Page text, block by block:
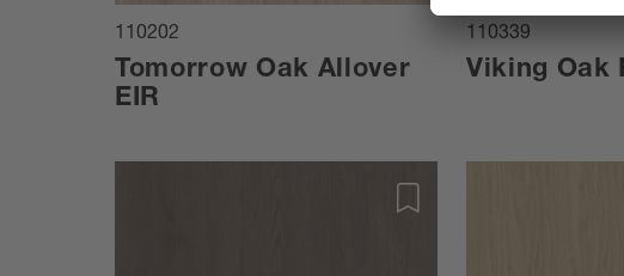
110202
Tomorrow Oak Allover
EIR
110339
Viking Oak